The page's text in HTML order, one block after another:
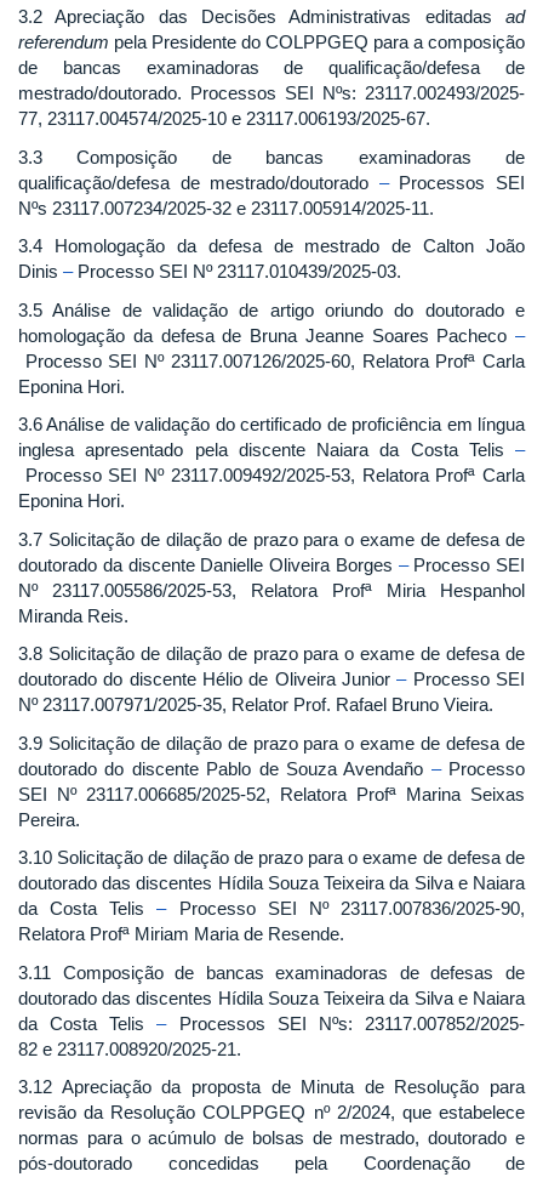
3.2 Apreciação das Decisões Administrativas editadas ad
referendum pela Presidente do COLPPGEQ para a composição
de bancas examinadoras de qualificação/defesa de
mestrado/doutorado. Processos SEI Nºs: 23117.002493/2025-
77, 23117.004574/2025-10 e 23117.006193/2025-67.
3.3 Composição de bancas examinadoras de
qualificação/defesa de mestrado/doutorado – Processos SEI
Nºs 23117.007234/2025-32 e 23117.005914/2025-11.
3.4 Homologação da defesa de mestrado de Calton João
Dinis –Processo SEI Nº 23117.010439/2025-03.
3.5 Análise de validação de artigo oriundo do doutorado e
homologação da defesa de Bruna Jeanne Soares Pacheco –
Processo SEI Nº 23117.007126/2025-60, Relatora Profª Carla
Eponina Hori.
3.6 Análise de validação do certificado de proficiência em língua
inglesa apresentado pela discente Naiara da Costa Telis –
Processo SEI Nº 23117.009492/2025-53, Relatora Profª Carla
Eponina Hori.
3.7 Solicitação de dilação de prazo para o exame de defesa de
doutorado da discente Danielle Oliveira Borges – Processo SEI
Nº 23117.005586/2025-53, Relatora Profª Miria Hespanhol
Miranda Reis.
3.8 Solicitação de dilação de prazo para o exame de defesa de
doutorado do discente Hélio de Oliveira Junior– Processo SEI
Nº 23117.007971/2025-35, Relator Prof. Rafael Bruno Vieira.
3.9 Solicitação de dilação de prazo para o exame de defesa de
doutorado do discente Pablo de Souza Avendaño – Processo
SEI Nº 23117.006685/2025-52, Relatora Profª Marina Seixas
Pereira.
3.10 Solicitação de dilação de prazo para o exame de defesa de
doutorado das discentes Hídila Souza Teixeira da Silva e Naiara
da Costa Telis– Processo SEI Nº 23117.007836/2025-90,
Relatora Profª Miriam Maria de Resende.
3.11 Composição de bancas examinadoras de defesas de
doutorado das discentes Hídila Souza Teixeira da Silva e Naiara
da Costa Telis– Processos SEI Nºs: 23117.007852/2025-
82 e 23117.008920/2025-21.
3.12 Apreciação da proposta de Minuta de Resolução para
revisão da Resolução COLPPGEQ nº 2/2024, que estabelece
normas para o acúmulo de bolsas de mestrado, doutorado e
pós-doutorado concedidas pela Coordenação de